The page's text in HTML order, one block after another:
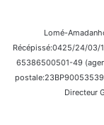
Lomé-
Récépissé:0425/24/03/
65386500501-49
Directeur